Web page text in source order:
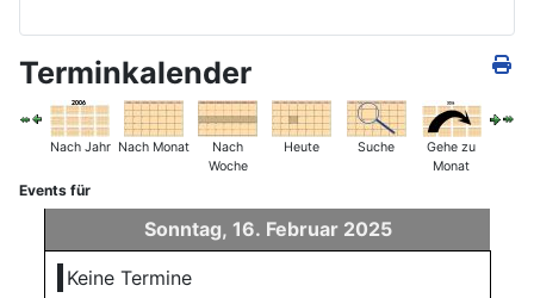
Terminkalender
Nach Jahr Nach Monat
Nach
Woche
Heute Suche
Gehe zu
Monat
Events für
Sonntag, 16. Februar 2025
Keine Termine